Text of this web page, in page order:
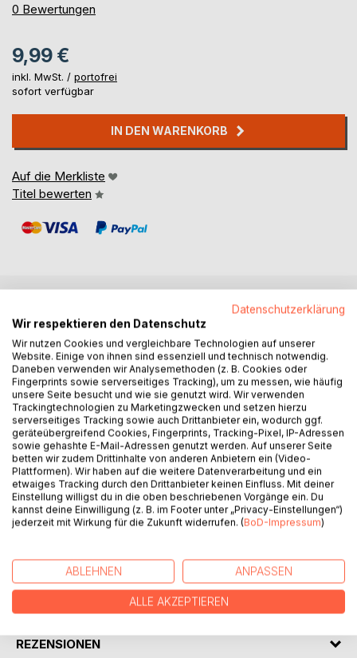
0%
0 Bewertungen
9,99 €
inkl. MwSt. / portofrei
sofort verfügbar
IN DEN WARENKORB
Auf die Merkliste
Titel bewerten
BESCHREIBUNG
Es war noch früh als Kommissar Rex Jordan einen Anruf
seiner Kollegin erhielt. Im friedlichsten Viertel der Stadt
wurde tatsächlich ein Rentner kaltblütig erschlagen. Der
Täter hinterließ keinerlei verwertbare Spuren. Schlimmer
noch, denn das Opfer war der Polizei gut bekannt als
streitsüchtiger alter Mann. Die einzigen verwertbaren
Hinweise versteckten sich in den Zeugenaussagen der
Bewohner dieser einst so hochangesehenen Straße. Ob
die Kommissaren Rex Jordan und Lana Deier den Fall lösen
und diesen mysteriösen Mord aufzuklären können?
AUTOR/IN
REZENSIONEN
Datenschutzerklärung
Wir respektieren den Datenschutz
Wir nutzen Cookies und vergleichbare Technologien auf unserer
Website. Einige von ihnen sind essenziell und technisch notwendig.
Daneben verwenden wir Analysemethoden (z. B. Cookies oder
Fingerprints sowie serverseitiges Tracking), um zu messen, wie häufig
unsere Seite besucht und wie sie genutzt wird. Wir verwenden
Trackingtechnologien zu Marketingzwecken und setzen hierzu
serverseitiges Tracking sowie auch Drittanbieter ein, wodurch ggf.
geräteübergreifend Cookies, Fingerprints, Tracking-Pixel, IP-Adressen
sowie gehashte E-Mail-Adressen genutzt werden. Auf unserer Seite
betten wir zudem Drittinhalte von anderen Anbietern ein (Video-
Plattformen). Wir haben auf die weitere Datenverarbeitung und ein
etwaiges Tracking durch den Drittanbieter keinen Einfluss. Mit deiner
Einstellung willigst du in die oben beschriebenen Vorgänge ein. Du
kannst deine Einwilligung (z. B. im Footer unter „Privacy-Einstellungen“)
jederzeit mit Wirkung für die Zukunft widerrufen. (BoD-Impressum)
ABLEHNEN ANPASSEN
ALLE AKZEPTIEREN